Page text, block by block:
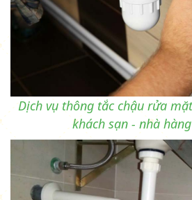
Dịch vụ thông tắc chậu rửa
khách sạn - nhà